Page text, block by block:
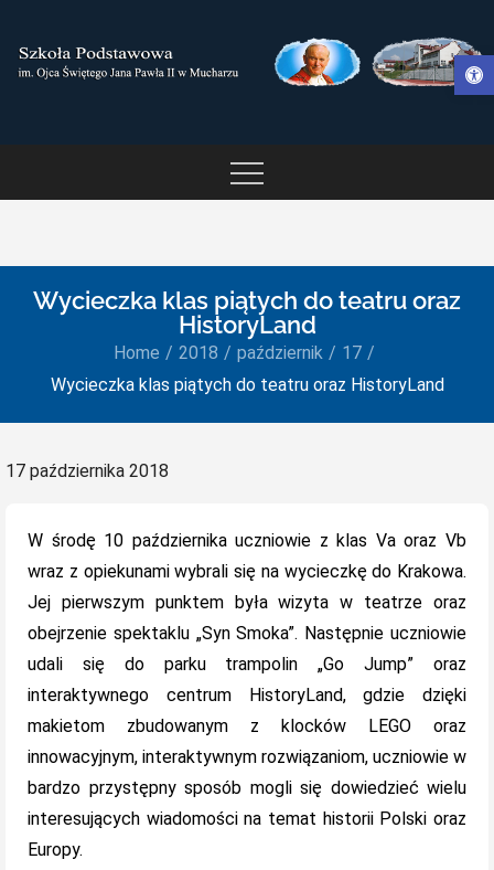
Otwórz pasek narzędzi
content
OJCA ŚWIĘTEGO JANA
Wycieczka klas piątych do teatru oraz
HistoryLand
Home 2018 październik
17
Wycieczka klas piątych do teatru oraz HistoryLand
Posted
17 października 2018
W środę 10 października uczniowie z klas Va oraz Vb
wraz z opiekunami wybrali się na wycieczkę do Krakowa.
Jej pierwszym punktem była wizyta w teatrze oraz
obejrzenie spektaklu „Syn Smoka”. Następnie uczniowie
udali się do parku trampolin „Go Jump” oraz
interaktywnego centrum HistoryLand, gdzie dzięki
makietom zbudowanym z klocków LEGO oraz
innowacyjnym, interaktywnym rozwiązaniom, uczniowie w
bardzo przystępny sposób mogli się dowiedzieć wielu
interesujących wiadomości na temat historii Polski oraz
Europy.